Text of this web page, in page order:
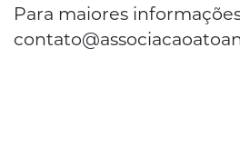
Para maiores